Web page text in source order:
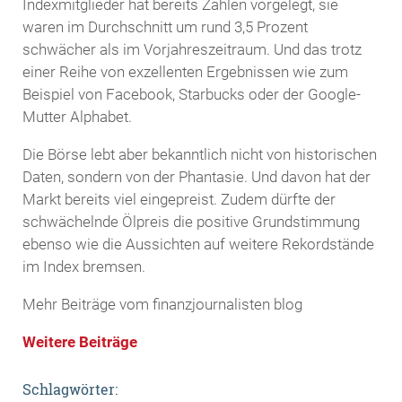
Indexmitglieder hat bereits Zahlen vorgelegt, sie
waren im Durchschnitt um rund 3,5 Prozent
schwächer als im Vorjahreszeitraum. Und das trotz
einer Reihe von exzellenten Ergebnissen wie zum
Beispiel von Facebook, Starbucks oder der Google-
Mutter Alphabet.
Die Börse lebt aber bekanntlich nicht von historischen
Daten, sondern von der Phantasie. Und davon hat der
Markt bereits viel eingepreist. Zudem dürfte der
schwächelnde Ölpreis die positive Grundstimmung
ebenso wie die Aussichten auf weitere Rekordstände
im Index bremsen.
Mehr Beiträge vom finanzjournalisten blog
Weitere Beiträge
Schlagwörter: